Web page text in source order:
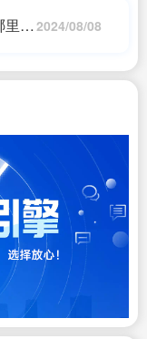
里买 2024/08/08